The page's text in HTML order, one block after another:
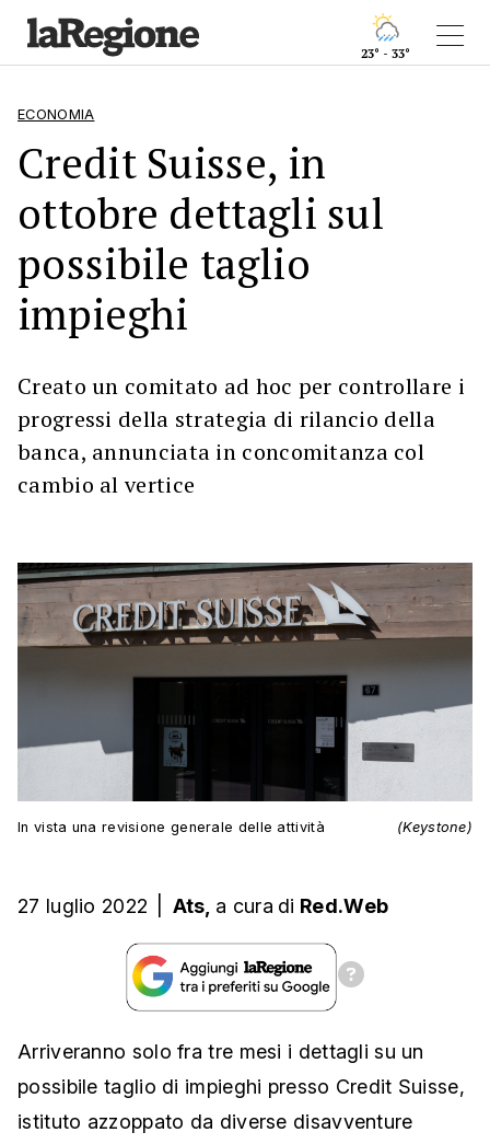
23° - 33°
ECONOMIA
Credit Suisse, in
ottobre dettagli sul
possibile taglio
impieghi
Creato un comitato ad hoc per controllare i
progressi della strategia di rilancio della
banca, annunciata in concomitanza col
cambio al vertice
In vista una revisione generale delle attività (Keystone)
27 luglio 2022 Ats, a cura di Red.Web
Arriveranno solo fra tre mesi i dettagli su un
possibile taglio di impieghi presso Credit Suisse,
istituto azzoppato da diverse disavventure